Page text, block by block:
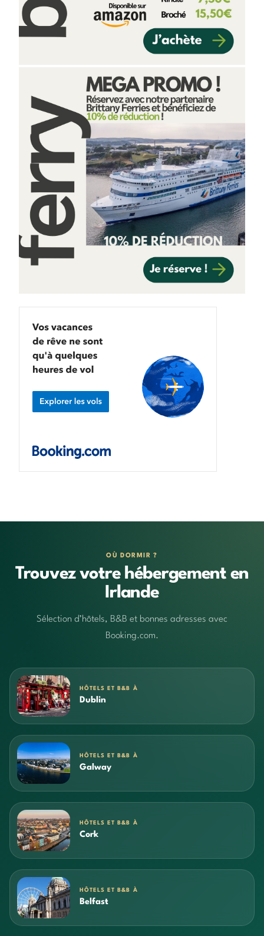
OÙ DORMIR ?
Trouvez votre hébergement en
Irlande
Sélection d’hôtels, B&B et bonnes adresses avec
Booking.com.
HÔTELS ET B&B À
Dublin
HÔTELS ET B&B À
Galway
HÔTELS ET B&B À
Cork
HÔTELS ET B&B À
Belfast